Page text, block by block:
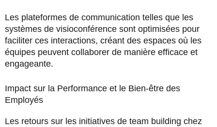
Les plateformes de communication telles que les
systèmes de visioconférence sont optimisées pour
faciliter ces interactions, créant des espaces où les
équipes peuvent collaborer de manière efficace et
engageante.
Impact sur la Performance et le Bien-être des
Employés
Les retours sur les initiatives de team building chez